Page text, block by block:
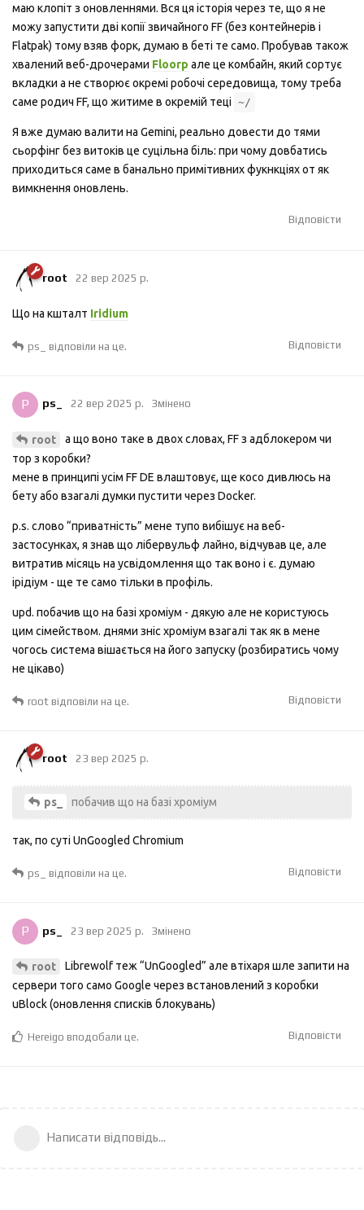
маю клопіт з оновленнями. Вся ця історія через те, що я не
можу запустити дві копії звичайного FF (без контейнерів і
Flatpak) тому взяв форк, думаю в беті те само. Пробував також
хвалений веб-дрочерами Floorp але це комбайн, який сортує
вкладки а не створює окремі робочі середовища, тому треба
саме родич FF, що житиме в окремій теці ~/
Я вже думаю валити на Gemini, реально довести до тями
сьорфінг без витоків це суцільна біль: при чому довбатись
приходиться саме в банально примітивних фукнкціях от як
вимкнення оновлень.
Відповісти
root 22 вер 2025 р.
Що на кшталт Iridium
Відповісти
ps_ відповіли на це.
P ps_ 22 вер 2025 р. Змінено
root
а що воно таке в двох словах, FF з адблокером чи
тор з коробки?
мене в принципі усім FF DE влаштовує, ще косо дивлюсь на
бету або взагалі думки пустити через Docker.
p.s. слово “приватність” мене тупо вибішує на веб-
застосунках, я знав що лібервульф лайно, відчував це, але
витратив місяць на усвідомлення що так воно і є. думаю
ірідіум - ще те само тільки в профіль.
upd. побачив що на базі хроміум - дякую але не користуюсь
цим сімейством. днями зніс хроміум взагалі так як в мене
чогось система вішається на його запуску (розбиратись чому
не цікаво)
Відповісти
root відповіли на це.
root 23 вер 2025 р.
ps_ побачив що на базі хроміум
так, по суті UnGoogled Chromium
Відповісти
ps_ відповіли на це.
P ps_ 23 вер 2025 р. Змінено
root
Librewolf теж “UnGoogled” але втіхаря шле запити на
сервери того само Google через встановлений з коробки
uBlock (оновлення списків блокувань)
Відповісти
Hereigo вподобали це.
Написати відповідь...